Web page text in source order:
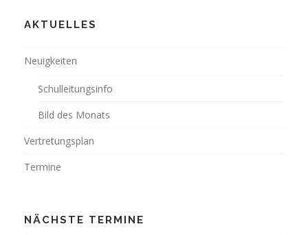
AKTUELLES
Neuigkeiten
Schulleitungsinfo
Bild des Monats
Vertretungsplan
Termine
NÄCHSTE TERMINE